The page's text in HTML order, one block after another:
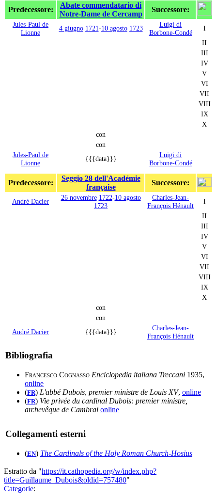
Predecessore:
Abate commendatario di
Notre-Dame de Cercamp
Successore:
Jules-Paul de
Lionne
4 giugno 1721-10 agosto 1723
Luigi di
Borbone-Condé
I
II
III
IV
V
VI
VII
VIII
IX
X
con
con
Jules-Paul de
Lionne
{{{data}}}
Luigi di
Borbone-Condé
Predecessore:
Seggio 28 dell'Académie
française
Successore:
André Dacier 26 novembre 1722-10 agosto
1723
Charles-Jean-
François Hénault
I
II
III
IV
V
VI
VII
VIII
IX
X
con
con
André Dacier
{{{data}}}
Charles-Jean-
François Hénault
Bibliografia
Francesco Cognasso Enciclopedia italiana Treccani 1935,
online
(FR) L'abbé Dubois, premier ministre de Louis XV, online
(FR) Vie privée du cardinal Dubois: premier ministre,
archevêque de Cambrai online
Collegamenti esterni
(EN) The Cardinals of the Holy Roman Church-Hosius
Estratto da "https://it.cathopedia.org/w/index.php?
title=Guillaume_Dubois&oldid=757480"
Categorie: